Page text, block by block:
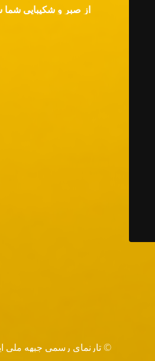
از صبر و شکیبایی شما
© تارنماي رسمي جبهه ملي